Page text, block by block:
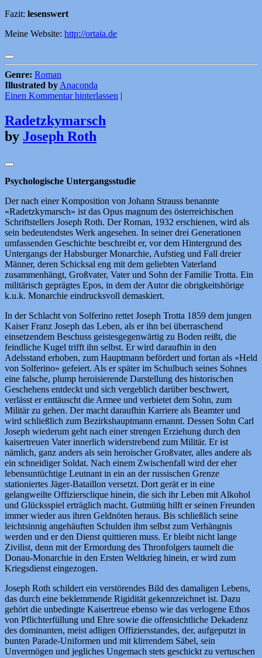
Fazit: lesenswert
Meine Website: http://ortaia.de
Genre: Roman
Illustrated byAnaconda
Einen Kommentar hinterlassen
Radetzkymarsch
by Joseph Roth
Psychologische Untergangsstudie
Der nach einer Komposition von Johann Strauss benannte
«Radetzkymarsch» ist das Opus magnum des österreichischen
Schriftstellers Joseph Roth. Der Roman, 1932 erschienen, wird als
sein bedeutendstes Werk angesehen. In seiner drei Generationen
umfassenden Geschichte beschreibt er, vor dem Hintergrund des
Untergangs der Habsburger Monarchie, Aufstieg und Fall dreier
Männer, deren Schicksal eng mit dem geliebten Vaterland
zusammenhängt, Großvater, Vater und Sohn der Familie Trotta. Ein
militärisch geprägtes Epos, in dem der Autor die obrigkeitshörige
k.u.k. Monarchie eindrucksvoll demaskiert.
In der Schlacht von Solferino rettet Joseph Trotta 1859 dem jungen
Kaiser Franz Joseph das Leben, als er ihn bei überraschend
einsetzendem Beschuss geistesgegenwärtig zu Boden reißt, die
feindliche Kugel trifft ihn selbst. Er wird daraufhin in den
Adelsstand erhoben, zum Hauptmann befördert und fortan als «Held
von Solferino» gefeiert. Als er später im Schulbuch seines Sohnes
eine falsche, plump heroisierende Darstellung des historischen
Geschehens entdeckt und sich vergeblich darüber beschwert,
verlässt er enttäuscht die Armee und verbietet dem Sohn, zum
Militär zu gehen. Der macht daraufhin Karriere als Beamter und
wird schließlich zum Bezirkshauptmann ernannt. Dessen Sohn Carl
Joseph wiederum geht nach einer strengen Erziehung durch den
kaisertreuen Vater innerlich widerstrebend zum Militär. Er ist
nämlich, ganz anders als sein heroischer Großvater, alles andere als
ein schneidiger Soldat. Nach einem Zwischenfall wird der eher
lebensuntüchtige Leutnant in ein an der russischen Grenze
stationiertes Jäger-Bataillon versetzt. Dort gerät er in eine
gelangweilte Offiziersclique hinein, die sich ihr Leben mit Alkohol
und Glücksspiel erträglich macht. Gutmütig hilft er seinen Freunden
immer wieder aus ihren Geldnöten heraus. Bis schließlich seine
leichtsinnig angehäuften Schulden ihm selbst zum Verhängnis
werden und er den Dienst quittieren muss. Er bleibt nicht lange
Zivilist, denn mit der Ermordung des Thronfolgers taumelt die
Donau-Monarchie in den Ersten Weltkrieg hinein, er wird zum
Kriegsdienst eingezogen.
Joseph Roth schildert ein verstörendes Bild des damaligen Lebens,
das durch eine beklemmende Rigidität gekennzeichnet ist. Dazu
gehört die unbedingte Kaisertreue ebenso wie das verlogene Ethos
von Pflichterfüllung und Ehre sowie die offensichtliche Dekadenz
des dominanten, meist adligen Offiziersstandes, der, aufgeputzt in
bunten Parade-Uniformen und mit klirrendem Säbel, sein
Unvermögen und jegliches Ungemach stets geschickt zu vertuschen